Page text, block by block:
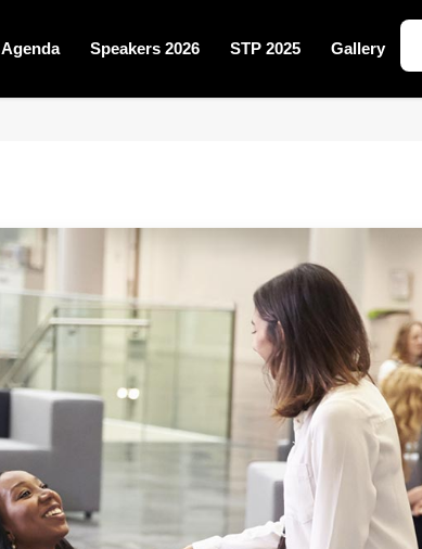
Agenda Speakers 2026 STP 2025 Gallery